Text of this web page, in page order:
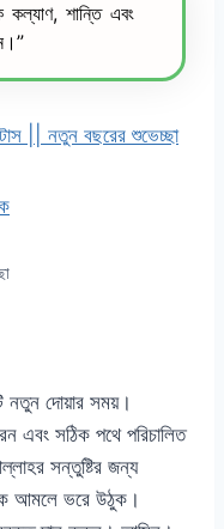
শান্তি এবং
|| নতুন বছরের শুভেচ্ছা
দোয়ার সময়।
এবং সঠিক পথে পরিচালিত
সন্তুষ্টির জন্য
আমলে ভরে উঠুক।